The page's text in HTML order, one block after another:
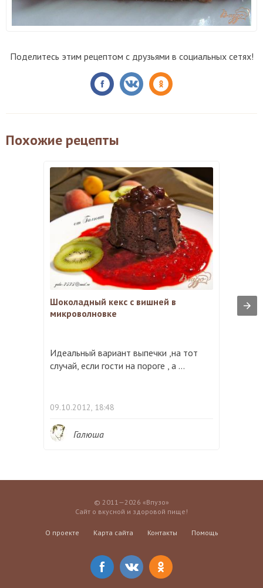
Поделитесь этим рецептом с друзьями в социальных сетях!
Похожие рецепты
Шоколадный кекс с вишней в
микроволновке
Идеальный вариант выпечки ,на тот
случай, если гости на пороге , а ...
09.10.2012, 18:48
Галюша
© 2011—2026 «Впузо»
Сайт о вкусной и здоровой пище!
О проекте Карта сайта Контакты Помощь